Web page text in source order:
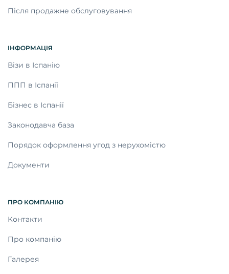
Після продажне обслуговування
ІНФОРМАЦІЯ
Візи в Іспанію
ППП в Іспанії
Бізнес в Іспанії
Законодавча база
Порядок оформлення угод з нерухомістю
Документи
ПРО КОМПАНІЮ
Контакти
Про компанію
Галерея